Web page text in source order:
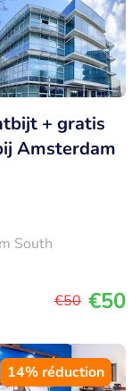
+ gratis
Amsterdam
South
€50 €50
14% réduction